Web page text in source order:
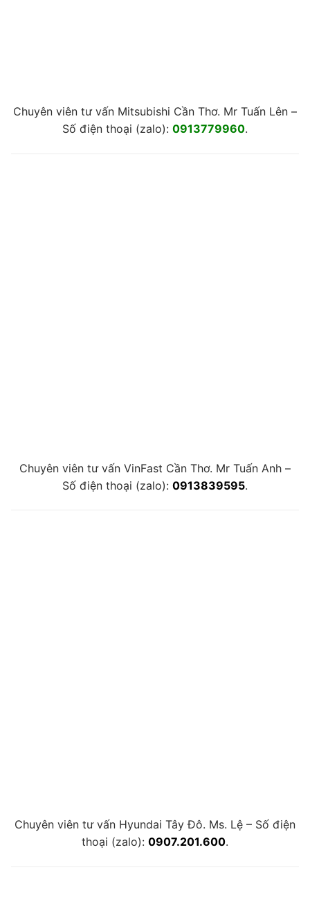
Chuyên viên tư vấn Mitsubishi Cần Thơ. Mr Tuấn Lên –
Số điện thoại (zalo): 0913779960.
Chuyên viên tư vấn VinFast Cần Thơ. Mr Tuấn Anh –
Số điện thoại (zalo): 0913839595.
Chuyên viên tư vấn Hyundai Tây Đô. Ms. Lệ – Số điện
thoại (zalo): 0907.201.600.